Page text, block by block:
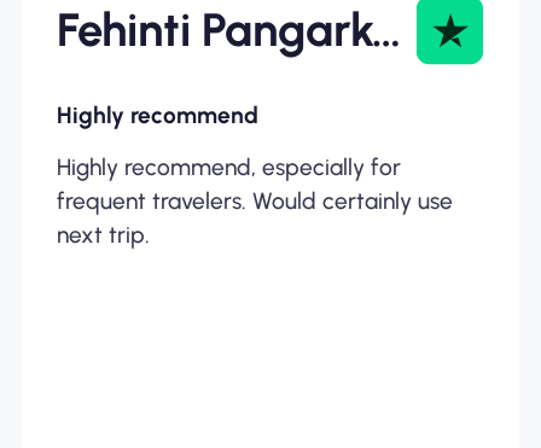
Fehinti Pangarkar
Highly recommend
Highly recommend, especially for
frequent travelers. Would certainly use
next trip.